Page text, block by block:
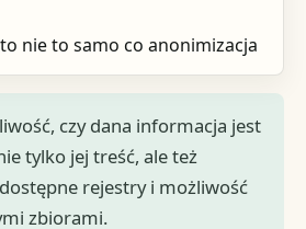
nie to samo co anonimizacja
czy dana informacja jest
tylko jej treść, ale też
rejestry i możliwość
zbiorami.